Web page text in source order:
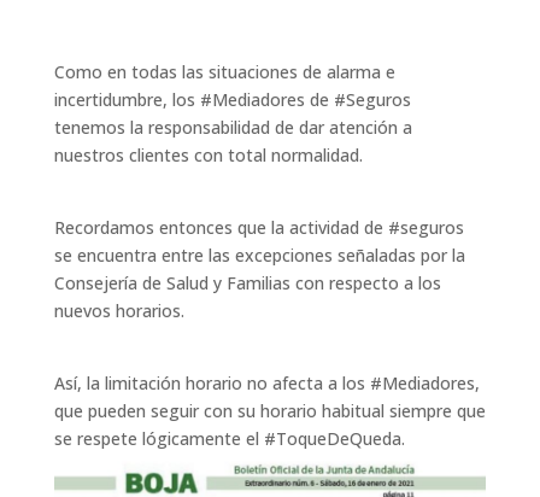
Como en todas las situaciones de alarma e
incertidumbre, los #Mediadores de #Seguros
tenemos la responsabilidad de dar atención a
nuestros clientes con total normalidad.
Recordamos entonces que la actividad de #seguros
se encuentra entre las excepciones señaladas por la
Consejería de Salud y Familias con respecto a los
nuevos horarios.
Así, la limitación horario no afecta a los #Mediadores,
que pueden seguir con su horario habitual siempre que
se respete lógicamente el #ToqueDeQueda.